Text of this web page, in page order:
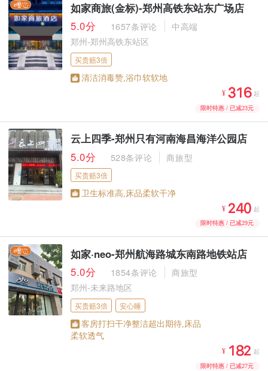
如家商旅(金标)-郑州高铁东站东广场店
5.0分
1657条评论
中高端
郑州-郑州高铁东站区
买贵赔3倍
清洁消毒赞,浴巾软软地
¥   起
限时特惠 / 已减23元
云上四季-郑州只有河南海昌海洋公园店
5.0分
528条评论 商旅型
买贵赔3倍
卫生标准高,床品柔软干净
¥  起
限时特惠 / 已减29元
如家·neo-郑州航海路城东南路地铁站店
5.0分
1854条评论
商旅型
郑州-未来路地区
买贵赔3倍 安心睡
客房打扫干净整洁超出期待,床品
柔软透气
¥   起
限时特惠 / 已减27元